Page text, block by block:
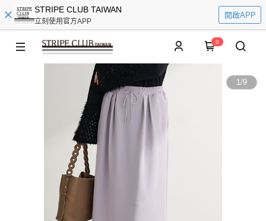
STRIPE CLUB TAIWAN
立刻使用官方APP
開啟APP
0
1/9